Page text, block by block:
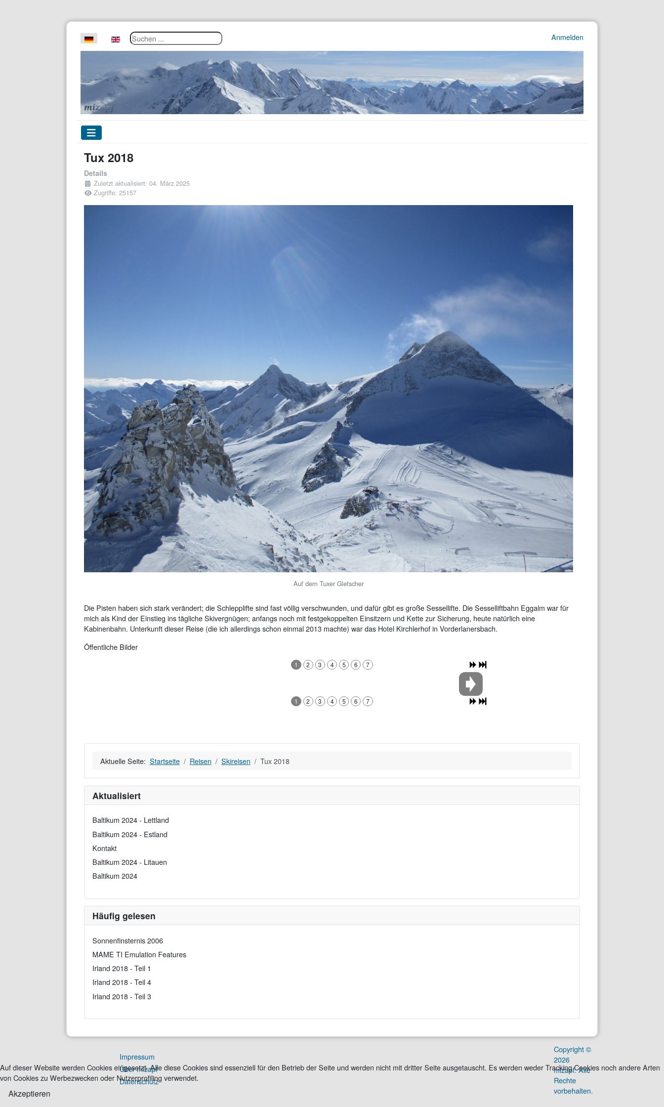
Sprache auswählenSuchen ... Anmelden
Tux 2018
Details
Zuletzt aktualisiert: 04. März 2025
Zugriffe: 25157
Auf dem Tuxer Gletscher
Die Pisten haben sich stark verändert; die Schlepplifte sind fast völlig verschwunden, und dafür gibt es große Sessellifte. Die Sesselliftbahn Eggalm war für
mich als Kind der Einstieg ins tägliche Skivergnügen; anfangs noch mit festgekoppelten Einsitzern und Kette zur Sicherung, heute natürlich eine
Kabinenbahn. Unterkunft dieser Reise (die ich allerdings schon einmal 2013 machte) war das Hotel Kirchlerhof in Vorderlanersbach.
Öffentliche Bilder
1 2 3 4 5 6 7
1 2 3 4 5 6 7
Aktuelle Seite: Startseite Reisen Skireisen Tux 2018
Aktualisiert
Baltikum 2024 - Lettland
Baltikum 2024 - Estland
Kontakt
Baltikum 2024 - Litauen
Baltikum 2024
Häufig gelesen
Sonnenfinsternis 2006
MAME TI Emulation Features
Irland 2018 - Teil 1
Irland 2018 - Teil 4
Irland 2018 - Teil 3
Impressum
Über mizapf
Datenschutz
Copyright ©
2026
mizapf. Alle
Rechte
vorbehalten.
Auf dieser Website werden Cookies eingesetzt. Alle diese Cookies sind essenziell für den Betrieb der Seite und werden nicht mit dritter Seite ausgetauscht. Es werden weder Tracking Cookies noch andere Arten
von Cookies zu Werbezwecken oder Nutzerprofiling verwendet.
Akzeptieren